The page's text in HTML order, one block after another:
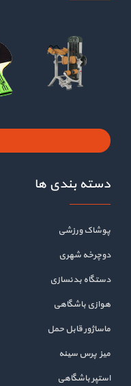
دسته بندی ها
پوشاک ورزشی
دوچرخه شهری
دستگاه بدنسازی
هوازی باشگاهی
ماساژور قابل حمل
میز پرس سینه
استپر باشگاهی